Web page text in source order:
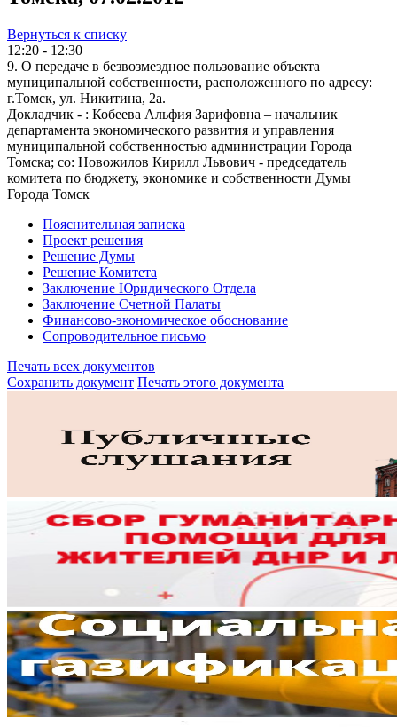
Вернуться к списку
12:20 - 12:30
9. О передаче в безвозмездное пользование объекта
муниципальной собственности, расположенного по адресу:
г.Томск, ул. Никитина, 2а.
Докладчик - : Кобеева Альфия Зарифовна – начальник
департамента экономического развития и управления
муниципальной собственностью администрации Города
Томска; со: Новожилов Кирилл Львович - председатель
комитета по бюджету, экономике и собственности Думы
Города Томск
Пояснительная записка
Проект решения
Решение Думы
Решение Комитета
Заключение Юридического Отдела
Заключение Счетной Палаты
Финансово-экономическое обоснование
Сопроводительное письмо
Печать всех документов
Сохранить документ Печать этого документа